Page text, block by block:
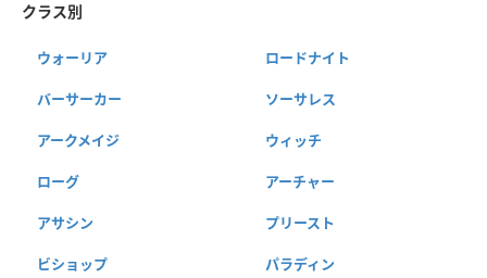
クラス別
ウォーリア ロードナイト
バーサーカー ソーサレス
アークメイジ ウィッチ
ローグ アーチャー
アサシン プリースト
ビショップ パラディン